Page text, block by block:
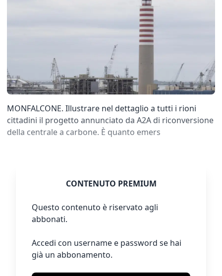
MONFALCONE. Illustrare nel dettaglio a tutti i rioni
cittadini il progetto annunciato da A2A di riconversione
della centrale a carbone. È quanto emers
CONTENUTO PREMIUM
Questo contenuto è riservato agli
abbonati.
Accedi con username e password se hai
già un abbonamento.